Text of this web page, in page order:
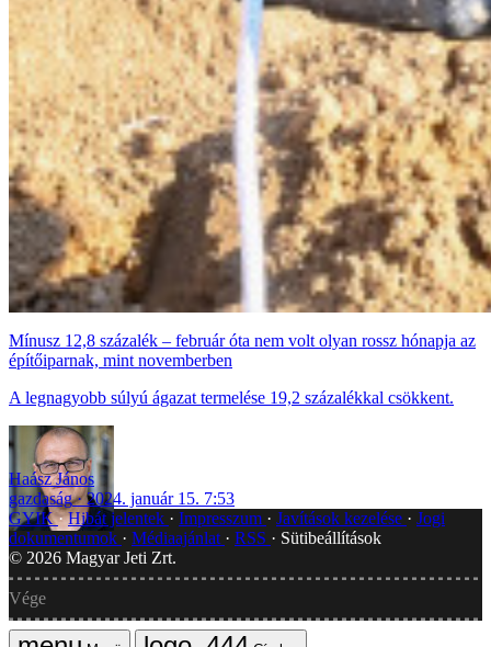
Mínusz 12,8 százalék – február óta nem volt olyan rossz hónapja az
építőiparnak, mint novemberben
A legnagyobb súlyú ágazat termelése 19,2 százalékkal csökkent.
Haász János
gazdaság
2024. január 15. 7:53
GYIK Hibát jelentek Impresszum Javítások kezelése
Jogi
dokumentumok
Médiaajánlat RSS
Sütibeállítások
© 2026 Magyar Jeti Zrt.
Vége